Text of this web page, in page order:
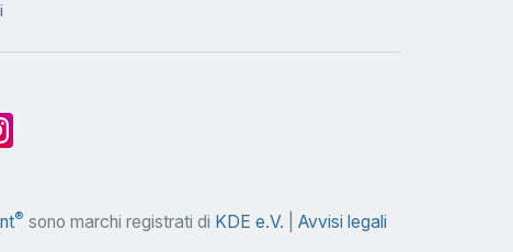
® sono marchi registrati di KDE e.V. Avvisi legali